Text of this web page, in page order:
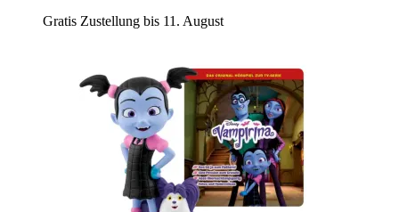
Gratis Zustellung bis 11. August